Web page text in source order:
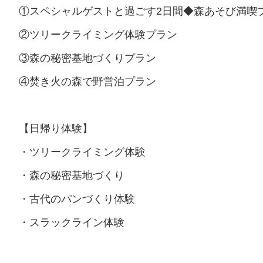
①スペシャルゲストと過ごす2日間◆森あそび満喫
②ツリークライミング体験プラン
③森の秘密基地づくりプラン
④焚き火の森で野営泊プラン
【日帰り体験】
・ツリークライミング体験
・森の秘密基地づくり
・古代のパンづくり体験
・スラックライン体験